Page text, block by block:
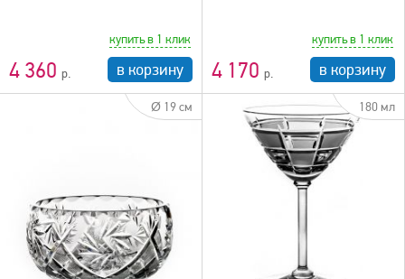
4 360
купить в 1 клик
в корзину 4 170
купить в 1 клик
в корзину
Ø 19 см 180 мл